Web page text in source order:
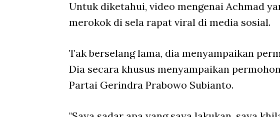
Untuk diketahui, video mengenai Achmad
merokok di sela rapat viral di media sosial.
Tak berselang lama, dia menyampaikan
Dia secara khusus menyampaikan
Partai Gerindra Prabowo Subianto.